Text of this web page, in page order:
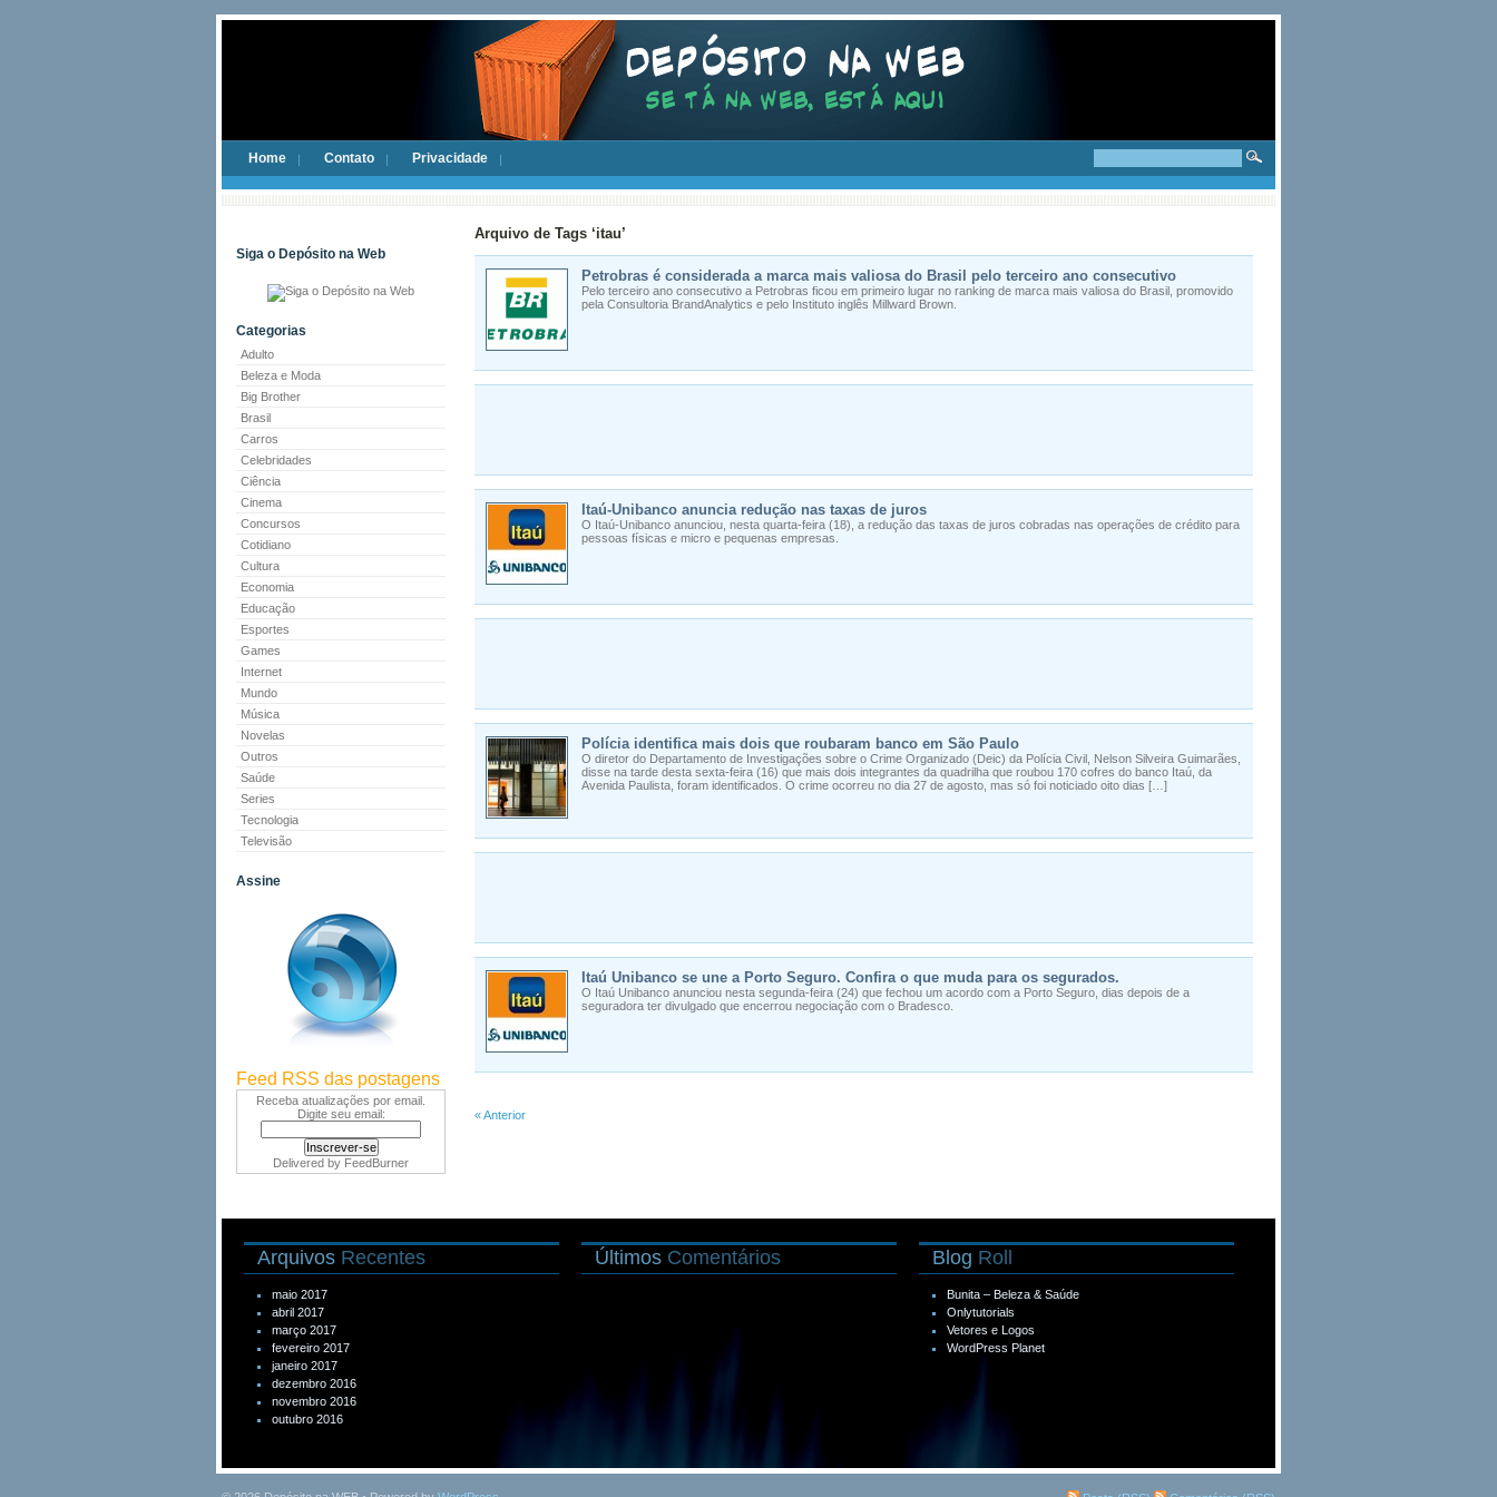
Home Contato Privacidade
Siga o Depósito na Web
Categorias
Adulto
Beleza e Moda
Big Brother
Brasil
Carros
Celebridades
Ciência
Cinema
Concursos
Cotidiano
Cultura
Economia
Educação
Esportes
Games
Internet
Mundo
Música
Novelas
Outros
Saúde
Series
Tecnologia
Televisão
Assine
Feed RSS das postagens
Receba atualizações por email.
Digite seu email:
Delivered by FeedBurner
Arquivo de Tags ‘itau’
Petrobras é considerada a marca mais valiosa do Brasil pelo terceiro ano consecutivo
Pelo terceiro ano consecutivo a Petrobras ficou em primeiro lugar no ranking de marca mais valiosa do Brasil, promovido
pela Consultoria BrandAnalytics e pelo Instituto inglês Millward Brown.
Itaú-Unibanco anuncia redução nas taxas de juros
O Itaú-Unibanco anunciou, nesta quarta-feira (18), a redução das taxas de juros cobradas nas operações de crédito para
pessoas físicas e micro e pequenas empresas.
Polícia identifica mais dois que roubaram banco em São Paulo
O diretor do Departamento de Investigações sobre o Crime Organizado (Deic) da Polícia Civil, Nelson Silveira Guimarães,
disse na tarde desta sexta-feira (16) que mais dois integrantes da quadrilha que roubou 170 cofres do banco Itaú, da
Avenida Paulista, foram identificados. O crime ocorreu no dia 27 de agosto, mas só foi noticiado oito dias […]
Itaú Unibanco se une a Porto Seguro. Confira o que muda para os segurados.
O Itaú Unibanco anunciou nesta segunda-feira (24) que fechou um acordo com a Porto Seguro, dias depois de a
seguradora ter divulgado que encerrou negociação com o Bradesco.
« Anterior
Arquivos Recentes
maio 2017
abril 2017
março 2017
fevereiro 2017
janeiro 2017
dezembro 2016
novembro 2016
outubro 2016
Últimos Comentários Blog Roll
Bunita – Beleza & Saúde
Onlytutorials
Vetores e Logos
WordPress Planet